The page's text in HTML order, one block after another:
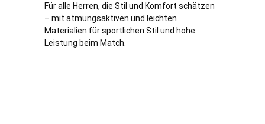
Für alle Herren, die Stil und Komfort schätzen
– mit atmungsaktiven und leichten
Materialien für sportlichen Stil und hohe
Leistung beim Match.